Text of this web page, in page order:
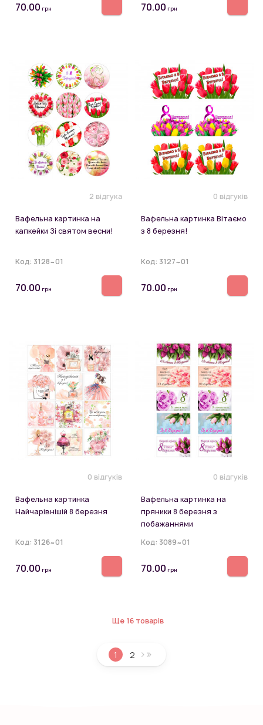
70.00 грн 70.00 грн
2 відгука
Вафельна картинка на
капкейки Зі святом весни!
Код: 3128~01
70.00 грн
0 відгуків
Вафельна картинка Вітаємо
з 8 березня!
Код: 3127~01
70.00 грн
0 відгуків
Вафельна картинка
Найчарівнішій 8 березня
Код: 3126~01
70.00 грн
0 відгуків
Вафельна картинка на
пряники 8 березня з
побажаннями
Код: 3089~01
70.00 грн
Ще 16 товарів
1 2